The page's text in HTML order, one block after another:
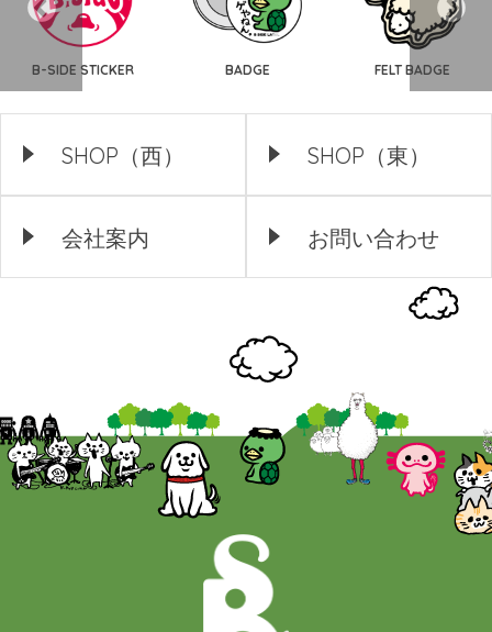
B-SIDE STICKER BADGE FELT BADGE
SHOP（西） SHOP（東）
会社案内 お問い合わせ